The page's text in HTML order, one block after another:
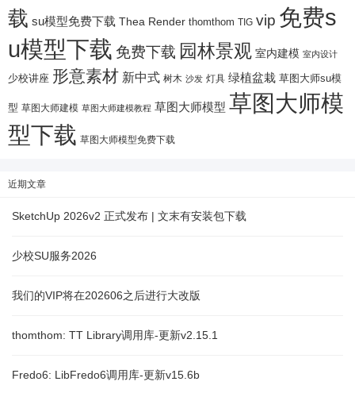
载 su模型免费下载 Thea Render thomthom TIG vip 免费s
u模型下载 免费下载 园林景观 室内建模 室内设计
少校讲座 形意素材 新中式 树木 沙发 灯具 绿植盆栽 草图大师su模
型 草图大师建模 草图大师建模教程 草图大师模型 草图大师模
型下载 草图大师模型免费下载
近期文章
SketchUp 2026v2 正式发布 | 文末有安装包下载
少校SU服务2026
我们的VIP将在202606之后进行大改版
thomthom: TT Library调用库-更新v2.15.1
Fredo6: LibFredo6调用库-更新v15.6b